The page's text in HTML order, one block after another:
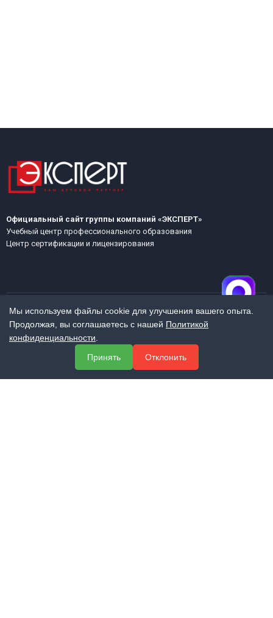
Официальный сайт группы компаний «ЭКСПЕРТ»
Учебный центр профессионального образования
Центр сертификации и лицензирования
МЕНЮ
Мы используем файлы cookie для улучшения вашего опыта.
Продолжая, вы соглашаетесь с нашей Политикой
конфиденциальности
Принять
Отклонить